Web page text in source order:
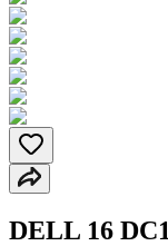
DELL 16